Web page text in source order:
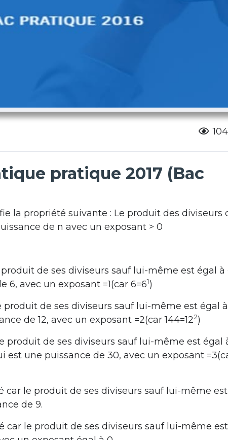
pratique 2017 (Bac
la propriété suivante : Le produit des diviseurs
de n avec un exposant > 0
de ses diviseurs sauf lui-même est égal à
6, avec un exposant =1(car 6=61)
produit de ses diviseurs sauf lui-même est égal
de 12, avec un exposant =2(car 144=122)
produit de ses diviseurs sauf lui-même est égal
est une puissance de 30, avec un exposant
car le produit de ses diviseurs sauf lui-même
de 9.
car le produit de ses diviseurs sauf lui-même est